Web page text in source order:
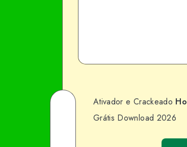
Share
Ativador e Crackeado
Grátis Download 2026